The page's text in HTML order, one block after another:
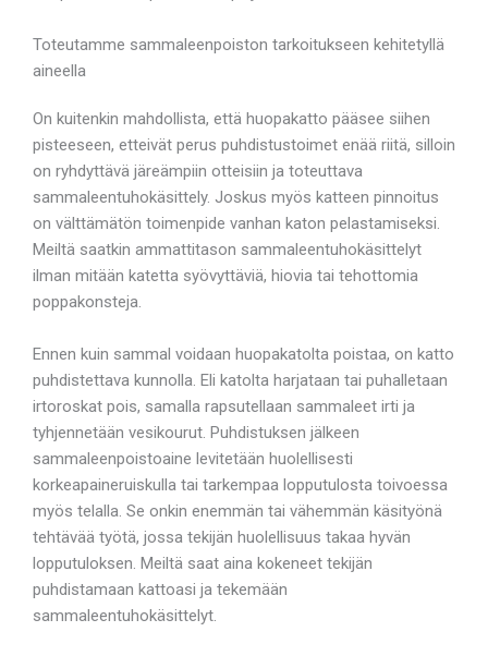
Toteutamme sammaleenpoiston tarkoitukseen kehitetyllä
aineella
On kuitenkin mahdollista, että huopakatto pääsee siihen
pisteeseen, etteivät perus puhdistustoimet enää riitä, silloin
on ryhdyttävä järeämpiin otteisiin ja toteuttava
sammaleentuhokäsittely. Joskus myös katteen pinnoitus
on välttämätön toimenpide vanhan katon pelastamiseksi.
Meiltä saatkin ammattitason sammaleentuhokäsittelyt
ilman mitään katetta syövyttäviä, hiovia tai tehottomia
poppakonsteja.
Ennen kuin sammal voidaan huopakatolta poistaa, on katto
puhdistettava kunnolla. Eli katolta harjataan tai puhalletaan
irtoroskat pois, samalla rapsutellaan sammaleet irti ja
tyhjennetään vesikourut. Puhdistuksen jälkeen
sammaleenpoistoaine levitetään huolellisesti
korkeapaineruiskulla tai tarkempaa lopputulosta toivoessa
myös telalla. Se onkin enemmän tai vähemmän käsityönä
tehtävää työtä, jossa tekijän huolellisuus takaa hyvän
lopputuloksen. Meiltä saat aina kokeneet tekijän
puhdistamaan kattoasi ja tekemään
sammaleentuhokäsittelyt.